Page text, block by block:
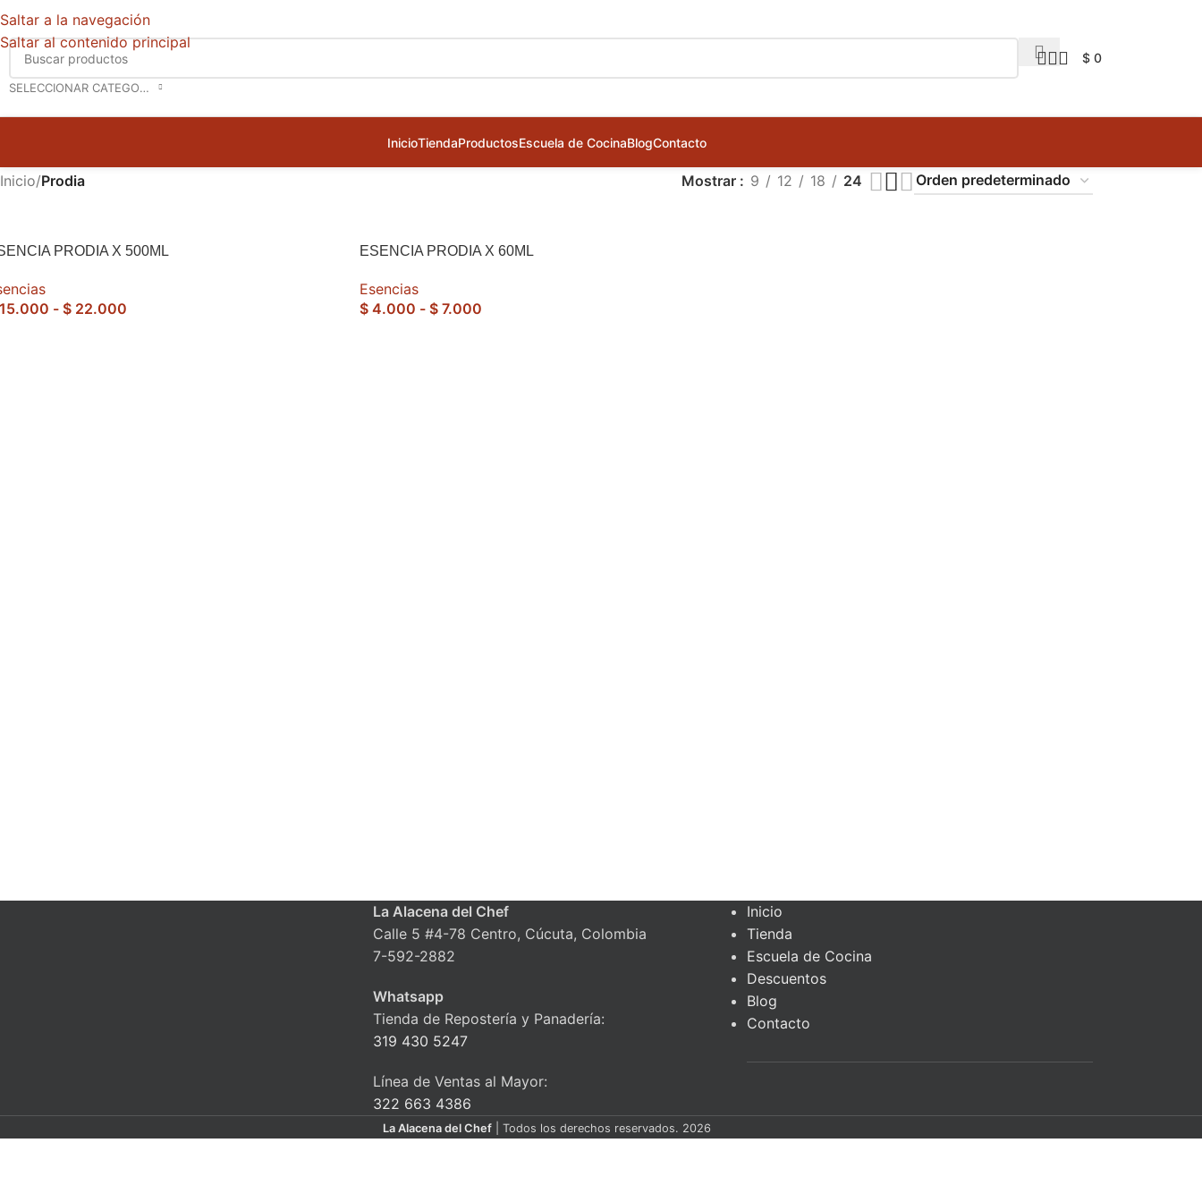
Saltar a la navegación
Saltar al contenido principal
SELECCIONAR CATEGORÍA
$ 0
InicioTiendaProductosEscuela de CocinaBlogContacto
Inicio/Prodia Mostrar 9 12 18 24
PRODIA X 500ML
- $ 22.000
ESENCIA PRODIA X 60ML
Esencias
$ 4.000 - $ 7.000
La Alacena del Chef
Calle 5 #4-78 Centro, Cúcuta, Colombia
7-592-2882
Whatsapp
Tienda de Repostería y Panadería:
319 430 5247
Línea de Ventas al Mayor:
322 663 4386
Inicio
Tienda
Escuela de Cocina
Descuentos
Blog
Contacto
La Alacena del Chef | Todos los derechos reservados. 2026